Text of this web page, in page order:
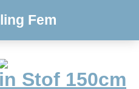
Fem
Stof 150cm